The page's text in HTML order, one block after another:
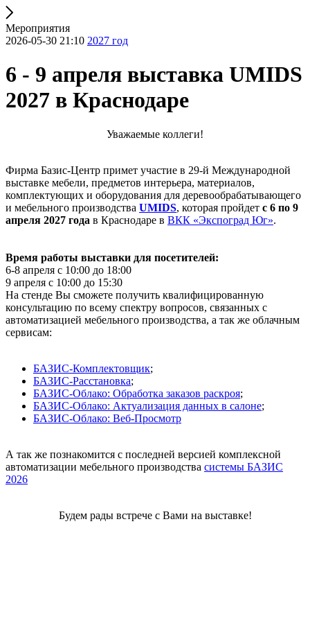
Мероприятия
2026-05-30 21:10 2027 год
6 - 9 апреля выставка UMIDS
2027 в Краснодаре
Уважаемые коллеги!
Фирма Базис-Центр примет участие в 29-й Международной
выставке мебели, предметов интерьера, материалов,
комплектующих и оборудования для деревообрабатывающего
и мебельного производства UMIDS, которая пройдет с 6 по 9
апреля 2027 года в Краснодаре в ВКК «Экспоград Юг».
Время работы выставки для посетителей:
6-8 апреля с 10:00 до 18:00
9 апреля с 10:00 до 15:30
На стенде Вы сможете получить квалифицированную
консультацию по всему спектру вопросов, связанных с
автоматизацией мебельного производства, а так же облачным
сервисам:
БАЗИС-Комплектовщик;
БАЗИС-Расстановка;
БАЗИС-Облако: Обработка заказов раскроя;
БАЗИС-Облако: Актуализация данных в салоне;
БАЗИС-Облако: Веб-Просмотр
А так же познакомится с последней версией комплексной
автоматизации мебельного производства системы БАЗИС
2026
Будем рады встрече с Вами на выставке!